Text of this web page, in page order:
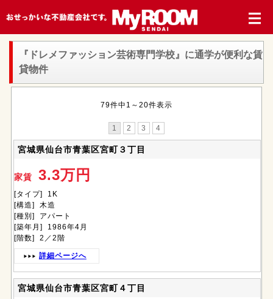
『ドレメファッション芸術専門学校』 に通学が便利な賃
貸物件
79件中1～20件表示
1 2 3 4
宮城県仙台市青葉区宮町３丁目
家賃 3.3万円
[タイプ] 1K
[構造] 木造
[種別] アパート
[築年月] 1986年4月
[階数] 2／2階
詳細ページへ
宮城県仙台市青葉区宮町４丁目